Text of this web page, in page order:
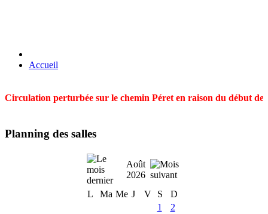
Accueil
Circulation perturbée sur le chemin Péret en raison du début
Planning des salles
Août
2026
L
Ma Me J V S
D
1
2